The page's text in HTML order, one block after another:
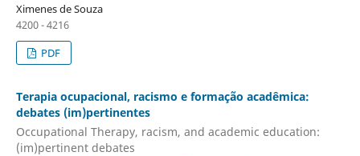
Ximenes de Souza
4200 - 4216
PDF
Terapia ocupacional, racismo e formação acadêmica:
debates (im)pertinentes
Occupational Therapy, racism, and academic education:
(im)pertinent debates